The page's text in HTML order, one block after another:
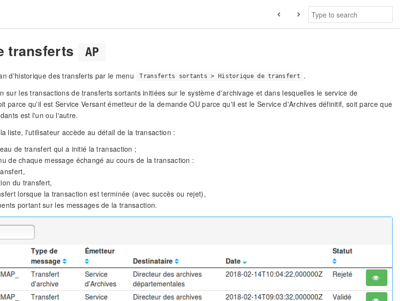
transferts AP
d'historique des transferts par le menu Transferts sortants > Historique de transfert
.
sur les transactions de transferts sortants initiées sur le système d'archivage et dans lesquelles le service de
parce qu'il est Service Versant émetteur de la demande OU parce qu'il est le Service d'Archives définitif, soit parce que
est l'un ou l'autre.
liste, l'utilisateur accède au détail de la transaction :
de transfert qui a initié la transaction ;
de chaque message échangé au cours de la transaction :
du transfert,
lorsque la transaction est terminée (avec succès ou rejet),
portant sur les messages de la transaction.